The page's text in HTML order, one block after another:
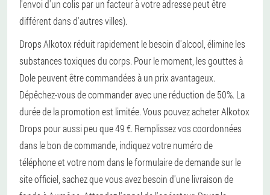
l'envoi d'un colis par un facteur à votre adresse peut être
différent dans d'autres villes).
Drops Alkotox réduit rapidement le besoin d'alcool, élimine les
substances toxiques du corps. Pour le moment, les gouttes à
Dole peuvent être commandées à un prix avantageux.
Dépêchez-vous de commander avec une réduction de 50%. La
durée de la promotion est limitée. Vous pouvez acheter Alkotox
Drops pour aussi peu que 49 €. Remplissez vos coordonnées
dans le bon de commande, indiquez votre numéro de
téléphone et votre nom dans le formulaire de demande sur le
site officiel, sachez que vous avez besoin d'une livraison de